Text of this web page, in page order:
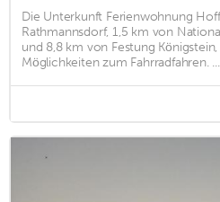
Die Unterkunft Ferienwohnung
Rathmannsdorf, 1,5 km von
und 8,8 km von Festung
Möglichkeiten zum Fahrradfahren. ...